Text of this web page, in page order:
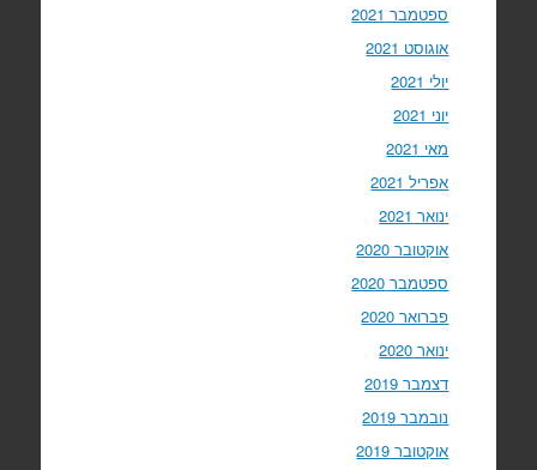
ספטמבר 2021
אוגוסט 2021
יולי 2021
יוני 2021
מאי 2021
אפריל 2021
ינואר 2021
אוקטובר 2020
ספטמבר 2020
פברואר 2020
ינואר 2020
דצמבר 2019
נובמבר 2019
אוקטובר 2019